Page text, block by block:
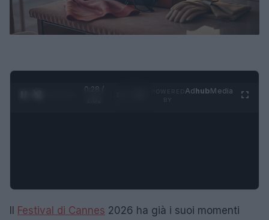
0:29 /
AdhubMedia
Il Festival di Cannes 2026 ha già i suoi momenti